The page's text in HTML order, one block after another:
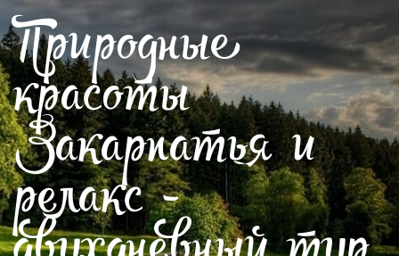
Природные
красоты
Закарпатья и
релакс -